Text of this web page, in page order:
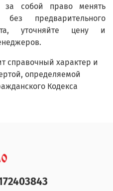
за собой право менять
без предварительного
уточняйте цену и
справочный характер и
определяемой
Кодекса